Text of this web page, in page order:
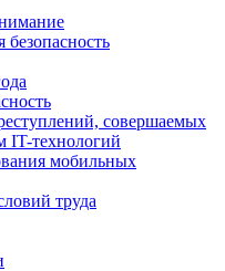
совершаемых
IT-технологий
мобильных
труда